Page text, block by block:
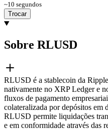
~10 segundos
Trocar
Sobre RLUSD
RLUSD é a stablecoin da
nativamente no XRP Ledger e
fluxos de pagamento
colateralizada por depósitos em
RLUSD permite liquidações
e em conformidade através das